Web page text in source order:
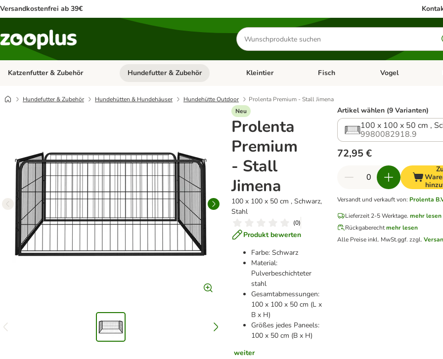
Versandkostenfrei ab 39€
Produkte
suchen
Katzenfutter & Zubehör Kategorie-Menü öffnen: Katzenfutter & Zubehör
Hundefutter & Zubehör Kategorie-Menü öffnen: Hundefutter & Zubehör
Kleintier Kategorie-Menü öffnen: Kleintier
Fisch Kategorie-Menü
Vogel
Hundefutter & Zubehör Hundehütten & Hundehäuser Hundehütte Outdoor
Prolenta Premium - Stall Jimena
Neu
Prolenta
Premium
- Stall
Jimena
100 x 100 x 50 cm , Schwarz,
Stahl
(0)
Produkt bewerten
Farbe: Schwarz
Material:
Pulverbeschichteter
stahl
Gesamtabmessungen:
100 x 100 x 50 cm (L x
B x H)
Größes jedes Paneels:
100 x 50 cm (B x H)
weiter
Artikel wählen (9 Varianten)
100 x 100 x 50 cm ,
9980082918.9
72,95 €
Versandt und verkauft von: Prolenta
Lieferzeit 2-5 Werktage. mehr lesen
Rückgaberechtmehr lesen
Alle Preise inkl. MwSt.ggf. zzgl.